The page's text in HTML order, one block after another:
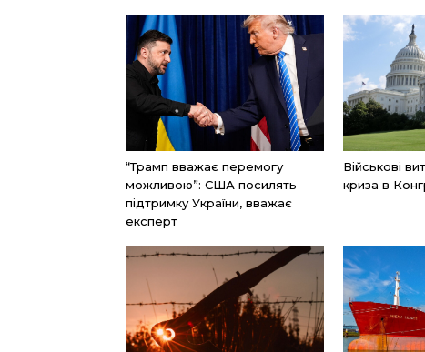
“Трамп вважає перемогу
можливою”: США посилять
підтримку України, вважає
експерт
Військові
криза в